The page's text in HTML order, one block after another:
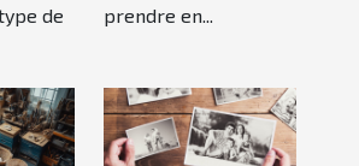
de
prendre en...